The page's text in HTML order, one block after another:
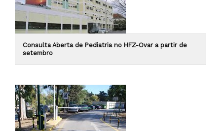
Consulta Aberta de Pediatria no HFZ-Ovar a partir de
setembro